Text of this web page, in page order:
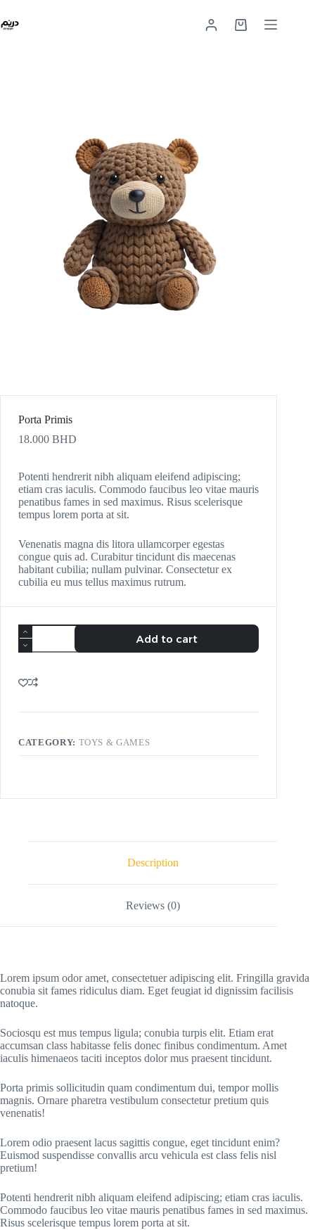
Porta Primis
18.000 BHD
Potenti hendrerit nibh aliquam eleifend adipiscing;
etiam cras iaculis. Commodo faucibus leo vitae mauris
penatibus fames in sed maximus. Risus scelerisque
tempus lorem porta at sit.
Venenatis magna dis litora ullamcorper egestas
congue quis ad. Curabitur tincidunt dis maecenas
habitant cubilia; nullam pulvinar. Consectetur ex
cubilia eu mus tellus maximus rutrum.
Add to cart
CATEGORY: TOYS & GAMES
Description
Reviews (0)
Lorem ipsum odor amet, consectetuer adipiscing elit. Fringilla gravida
conubia sit fames ridiculus diam. Eget feugiat id dignissim facilisis
natoque.
Sociosqu est mus tempus ligula; conubia turpis elit. Etiam erat
accumsan class habitasse felis donec finibus condimentum. Amet
iaculis himenaeos taciti inceptos dolor mus praesent tincidunt.
Porta primis sollicitudin quam condimentum dui, tempor mollis
magnis. Ornare pharetra vestibulum consectetur pretium quis
venenatis!
Lorem odio praesent lacus sagittis congue, eget tincidunt enim?
Euismod suspendisse convallis arcu vehicula est class felis nisl
pretium!
Potenti hendrerit nibh aliquam eleifend adipiscing; etiam cras iaculis.
Commodo faucibus leo vitae mauris penatibus fames in sed maximus.
Risus scelerisque tempus lorem porta at sit.